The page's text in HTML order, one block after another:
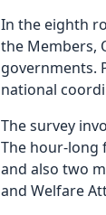
In the eighth
the Members,
governments.
national
The survey
The hour-long
and also two
and Welfare